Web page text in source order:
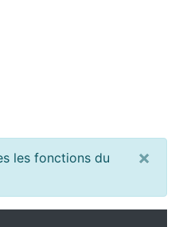
les fonctions du ×